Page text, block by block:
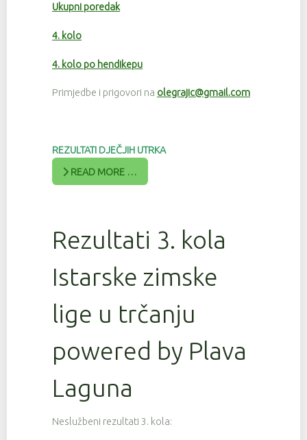
Ukupni poredak
4. kolo
4. kolo po hendikepu
Primjedbe i prigovori na olegrajic@gmail.com
REZULTATI DJEČJIH UTRKA
READ MORE …
Rezultati 3. kola
Istarske zimske
lige u trčanju
powered by Plava
Laguna
Neslužbeni rezultati 3. kola: